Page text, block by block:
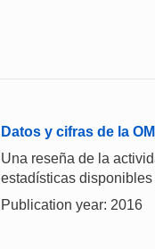
Datos y cifras de la
Una reseña de la
estadísticas
Publication year: 2016